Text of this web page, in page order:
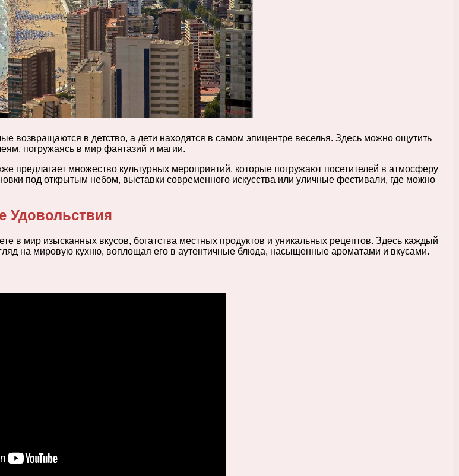
возвращаются в детство, а дети находятся в самом эпицентре веселья. Здесь можно ощутить
погружаясь в мир фантазий и магии.
предлагает множество культурных мероприятий, которые погружают посетителей в атмосферу
под открытым небом, выставки современного искусства или уличные фестивали, где можно
Удовольствия
в мир изысканных вкусов, богатства местных продуктов и уникальных рецептов. Здесь каждый
на мировую кухню, воплощая его в аутентичные блюда, насыщенные ароматами и вкусами.